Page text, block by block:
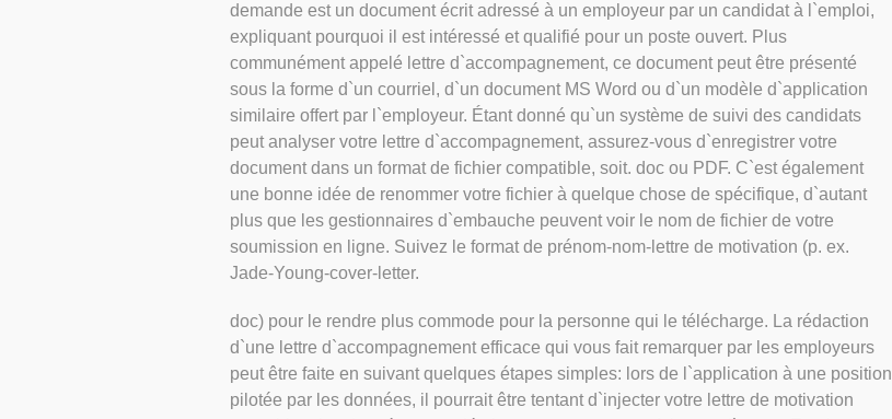
demande est un document écrit adressé à un employeur par un candidat à l`emploi,
expliquant pourquoi il est intéressé et qualifié pour un poste ouvert. Plus
communément appelé lettre d`accompagnement, ce document peut être présenté
sous la forme d`un courriel, d`un document MS Word ou d`un modèle d`application
similaire offert par l`employeur. Étant donné qu`un système de suivi des candidats
peut analyser votre lettre d`accompagnement, assurez-vous d`enregistrer votre
document dans un format de fichier compatible, soit. doc ou PDF. C`est également
une bonne idée de renommer votre fichier à quelque chose de spécifique, d`autant
plus que les gestionnaires d`embauche peuvent voir le nom de fichier de votre
soumission en ligne. Suivez le format de prénom-nom-lettre de motivation (p. ex.
Jade-Young-cover-letter.
doc) pour le rendre plus commode pour la personne qui le télécharge. La rédaction
d`une lettre d`accompagnement efficace qui vous fait remarquer par les employeurs
peut être faite en suivant quelques étapes simples: lors de l`application à une position
pilotée par les données, il pourrait être tentant d`injecter votre lettre de motivation